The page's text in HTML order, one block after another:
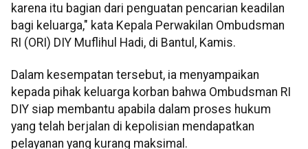
karena itu bagian dari penguatan pencarian keadilan
bagi keluarga," kata Kepala Perwakilan Ombudsman
RI (ORI) DIY Muflihul Hadi, di Bantul, Kamis.
Dalam kesempatan tersebut, ia menyampaikan
kepada pihak keluarga korban bahwa Ombudsman RI
DIY siap membantu apabila dalam proses hukum
yang telah berjalan di kepolisian mendapatkan
pelayanan yang kurang maksimal.